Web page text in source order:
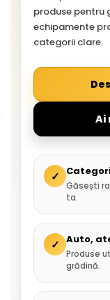
produse pentru
echipamente
categorii clare.
Ai
✓
Găsești
ta.
✓ Auto,
Produse
grădină.